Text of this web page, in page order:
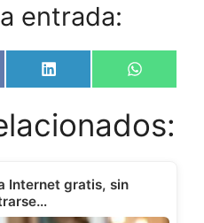
entrada:
Share
on
L
i
k
e
n
Share
on
W
h
t
s
Internet gratis, sin